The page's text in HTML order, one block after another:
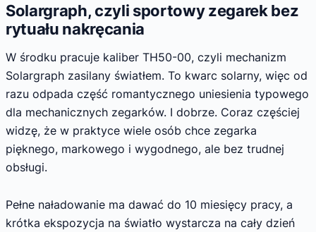
Solargraph, czyli sportowy zegarek bez
rytuału nakręcania
W środku pracuje kaliber TH50-00, czyli mechanizm
Solargraph zasilany światłem. To kwarc solarny, więc od
razu odpada część romantycznego uniesienia typowego
dla mechanicznych zegarków. I dobrze. Coraz częściej
widzę, że w praktyce wiele osób chce zegarka
pięknego, markowego i wygodnego, ale bez trudnej
obsługi.
Pełne naładowanie ma dawać do 10 miesięcy pracy, a
krótka ekspozycja na światło wystarcza na cały dzień